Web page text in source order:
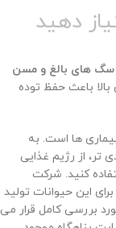
دهید
های بالغ و مسن
باعث حفظ توده
ها است. به
از رژیم غذایی
کنید. شرکت
این حیوانات تولید
بررسی کامل قرار می